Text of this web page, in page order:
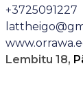
+3725091227
Lembitu 18,